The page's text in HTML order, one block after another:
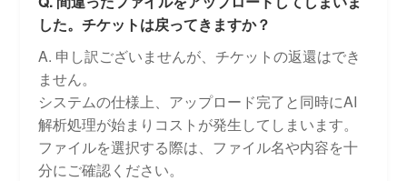
した。チケットは戻ってきますか？
A. 申し訳ございませんが、チケットの返還はでき
ません。
システムの仕様上、アップロード完了と同時にAI
解析処理が始まりコストが発生してしまいます。
ファイルを選択する際は、ファイル名や内容を十
分にご確認ください。